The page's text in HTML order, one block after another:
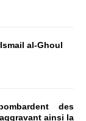
al-Ghoul
des
ainsi la